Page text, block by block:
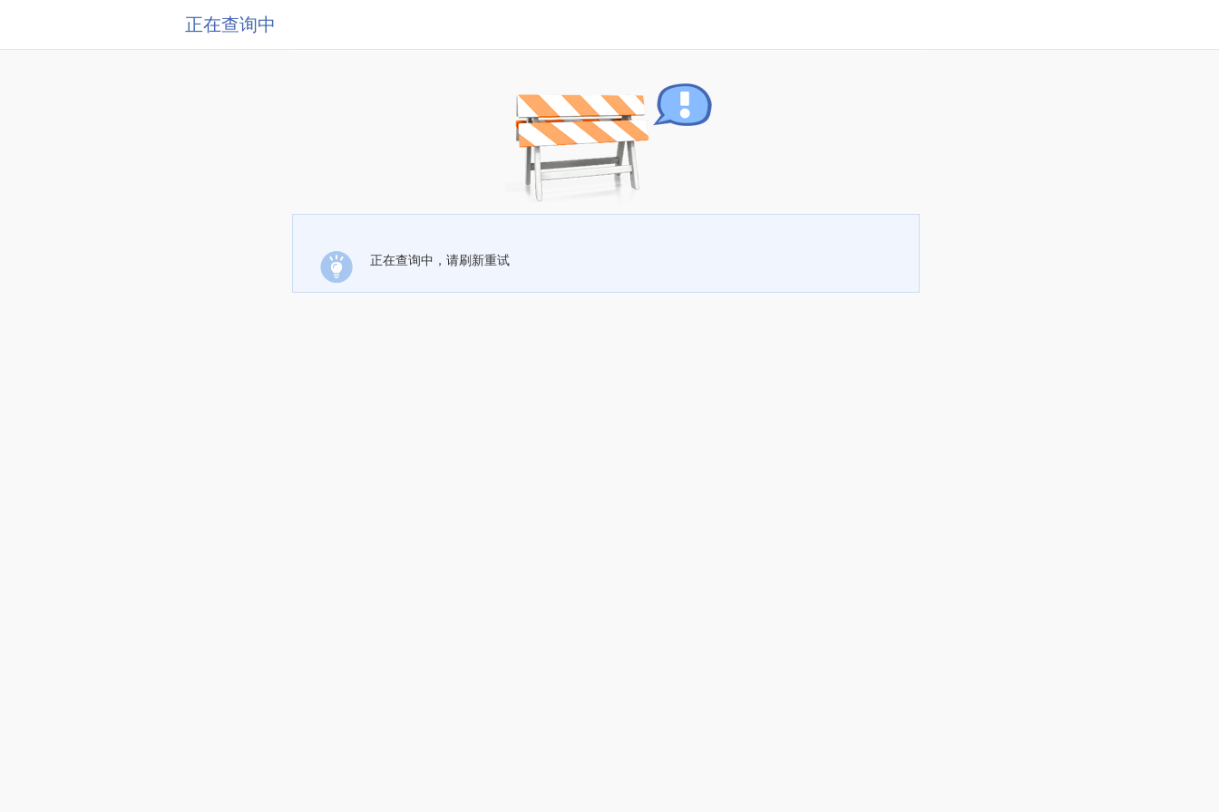
正在查询中
正在查询中，请刷新重试